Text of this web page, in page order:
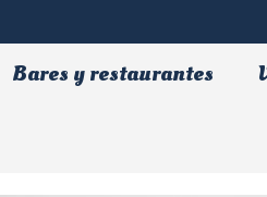
Bares y restaurantes